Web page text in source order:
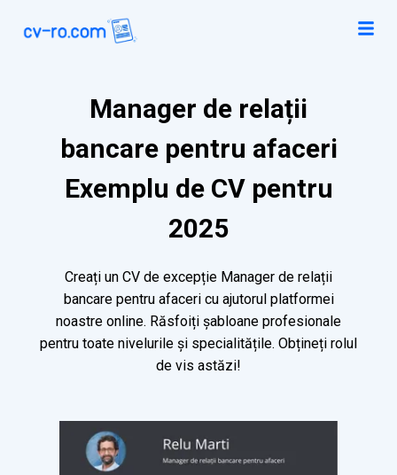
Manager de relații
bancare pentru afaceri
Exemplu de CV pentru
2025
Creați un CV de excepție Manager de relații
bancare pentru afaceri cu ajutorul platformei
noastre online. Răsfoiți șabloane profesionale
pentru toate nivelurile și specialitățile. Obțineți rolul
de vis astăzi!